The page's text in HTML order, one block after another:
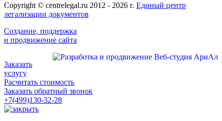
Copyright © centrelegal.ru 2012 - 2026 г. Единый центр
легализации документов
Создание, поддержка
и продвижение сайта
Заказать
услугу
Расчитать стоимость
Заказать обратный звонок
+7(499)130-32-28